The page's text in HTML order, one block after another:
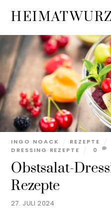
content
27. JULI 2024
Obstsalat-
Rezepte
INGO NOACK REZEPTE
DRESSING REZEPTE
0